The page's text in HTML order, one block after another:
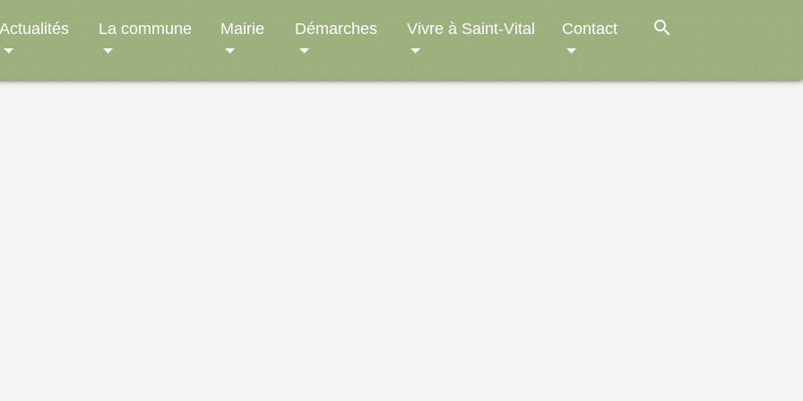
Actualités La commune Mairie Démarches Vivre à Saint-Vital Contact search